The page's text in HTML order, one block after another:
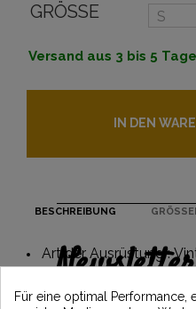
GRÖSSE
Versand aus 3 bis 5
IN DEN
BESCHREIBUNG
Art der Ausrüstung :
Newsletter
Erhalten Sie 5€
Für eine optimal Performance,